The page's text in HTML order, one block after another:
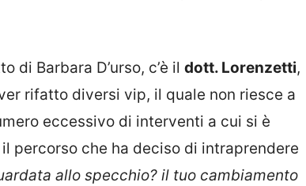
di Barbara D’urso, c’è il dott. Lorenzetti,
rifatto diversi vip, il quale non riesce a
eccessivo di interventi a cui si è
percorso che ha deciso di intraprendere
allo specchio? il tuo cambiamento